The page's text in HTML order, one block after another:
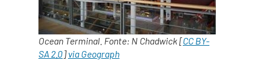
Ocean Terminal. Fonte: N Chadwick [CC BY-
SA 2.0]via Geograph